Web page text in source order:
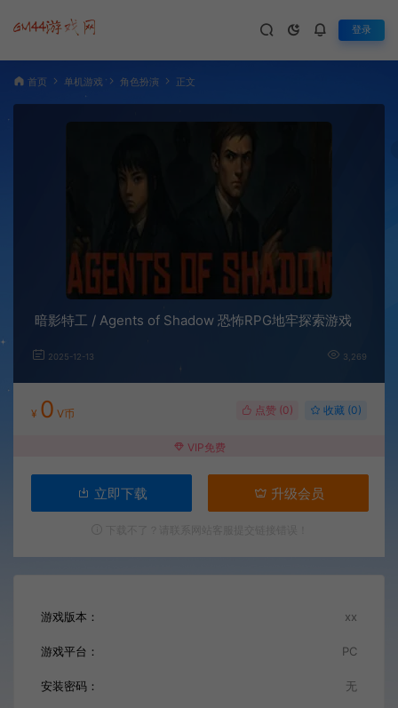
登录
首页 单机游戏 角色扮演 正文
暗影特工 / Agents of Shadow 恐怖RPG地牢探索游戏
2025-12-13 3,269
¥ 0 V币 点赞 (0) 收藏 (0)
VIP免费
立即下载 升级会员
游戏版本： xx
游戏平台： PC
安装密码： 无